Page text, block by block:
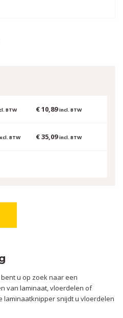
BTW € 10,89incl. BTW
BTW € 35,09incl. BTW
u op zoek naar een
van laminaat, vloerdelen of
laminaatknipper snijdt u vloerdelen